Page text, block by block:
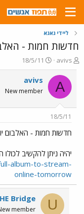
ליידי גאגא
חדשות חמות -
פ
ו
ת
ח
ה
ש
א
avivs
פ
ו
ר
ם
ר
ך
18/5/11
A
avivs
New member
18/5/11
חדשות חמות - האלבום
יהיה ניתן להקשיב
album-to-stream-
online-tomorrow
U
Bridge
member